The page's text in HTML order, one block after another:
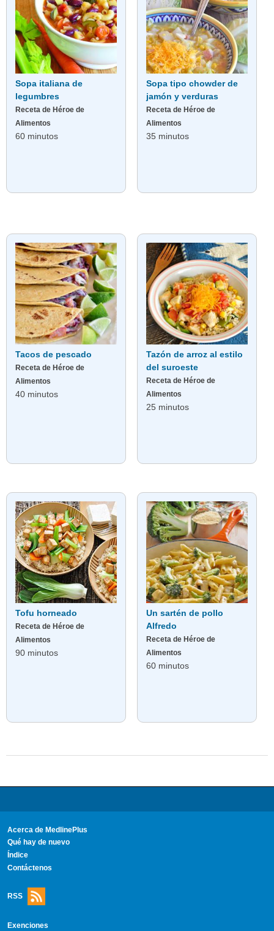
Sopa italiana de
legumbres
Receta de Héroe de
Alimentos
60 minutos
Sopa tipo chowder de
jamón y verduras
Receta de Héroe de
Alimentos
35 minutos
Tacos de pescado
Receta de Héroe de
Alimentos
40 minutos
Tazón de arroz al estilo
del suroeste
Receta de Héroe de
Alimentos
25 minutos
Tofu horneado
Receta de Héroe de
Alimentos
90 minutos
Un sartén de pollo
Alfredo
Receta de Héroe de
Alimentos
60 minutos
Acerca de MedlinePlus
Qué hay de nuevo
Índice
Contáctenos
RSS
Exenciones